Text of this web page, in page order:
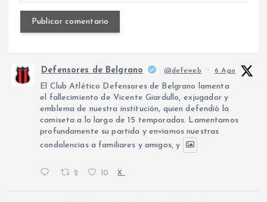
Defensores de Belgrano @defeweb · 6 Ago
El Club Atlético Defensores de Belgrano lamenta
el fallecimiento de Vicente Giardullo, exjugador y
emblema de nuestra institución, quien defendió la
camiseta a lo largo de 15 temporadas. Lamentamos
profundamente su partida y enviamos nuestras
condolencias a familiares y amigos, y
2 10 X